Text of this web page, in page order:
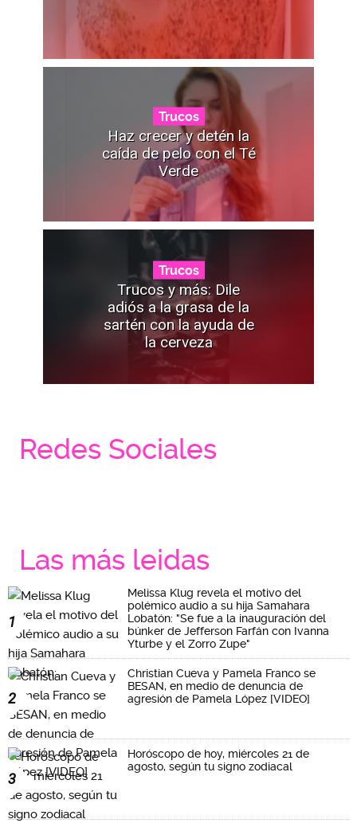
Trucos
Haz crecer y detén la
caída de pelo con el Té
Verde
Trucos
Trucos y más: Dile
adiós a la grasa de la
sartén con la ayuda de
la cerveza
Redes Sociales
Las más leidas
1
Melissa Klug revela el motivo del
polémico audio a su hija Samahara
Lobatón: "Se fue a la inauguración del
búnker de Jefferson Farfán con Ivanna
Yturbe y el Zorro Zupe"
2
Christian Cueva y Pamela Franco se
BESAN, en medio de denuncia de
agresión de Pamela López [VIDEO]
3
Horóscopo de hoy, miércoles 21 de
agosto, según tu signo zodiacal